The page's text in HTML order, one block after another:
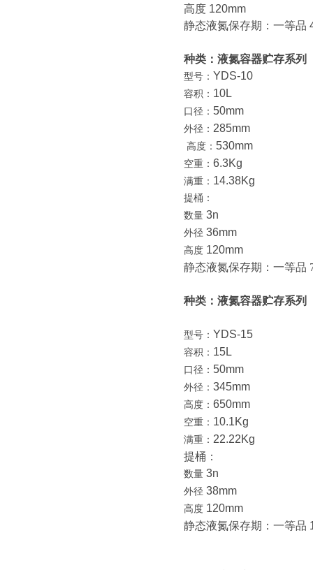
高度 120mm
静态液氮保存期：一等品
种类：液氮容器贮存系列
型号： YDS-10
容积： 10L
口径： 50mm
外径： 285mm
高度： 530mm
空重： 6.3Kg
满重： 14.38Kg
提桶：
数量 3n
外径 36mm
高度 120mm
静态液氮保存期： 一等品
种类：液氮容器贮存系列
型号： YDS-15
容积： 15L
口径： 50mm
外径： 345mm
高度： 650mm
空重： 10.1Kg
满重： 22.22Kg
提桶：
数量 3n
外径 38mm
高度 120mm
静态液氮保存期：一等品